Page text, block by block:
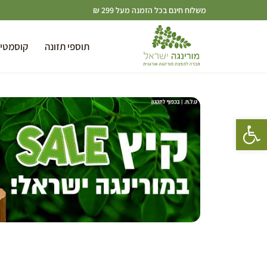
פתח סרגל נגישות
משלוח חינם בכל הזמנה מעל 299 ₪
תוספי תזונה